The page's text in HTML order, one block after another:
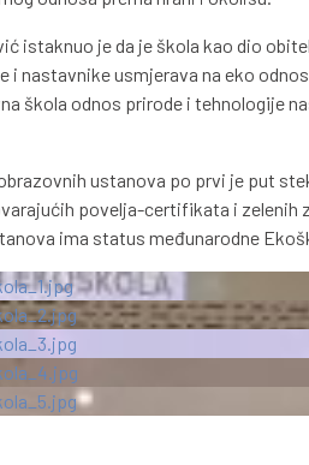
istaknuo je da je škola kao dio
nastavnike usmjerava na eko
škola odnos prirode i tehnologije
ustanova po prvi je put
povelja-certifikata i zelenih
ima status međunarodne